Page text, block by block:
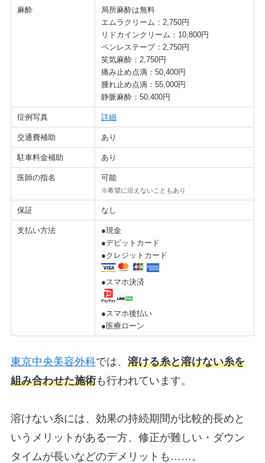
麻酔
局所麻酔は無料
エムラクリーム：2,750円
リドカインクリーム：10,800円
ペンレステープ：2,750円
笑気麻酔：2,750円
痛み止め点滴：50,400円
腫れ止め点滴：55,000円
静脈麻酔：50,400円
症例写真 詳細
交通費補助 あり
駐車料金補助 あり
医師の指名 可能
※希望に沿えないこともあり
保証 なし
支払い方法
●現金
●デビットカード
●クレジットカード
●スマホ決済
●スマホ後払い
●医療ローン
東京中央美容外科では、 溶ける糸と溶けない糸を
組み合わせた施術も行われています。
溶けない糸には、効果の持続期間が比較的長めと
いうメリットがある一方、修正が難しい・ダウン
タイムが長いなどのデメリットも……。